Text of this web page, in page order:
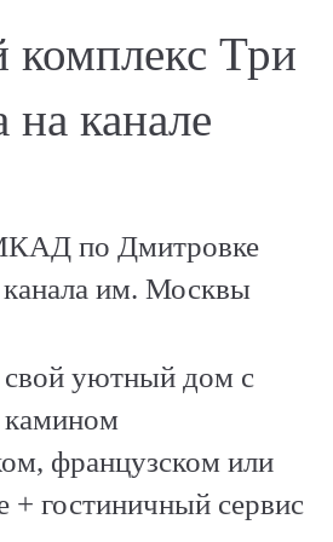
комплекс Три
на канале
по Дмитровке
канала им. Москвы
уютный дом с
камином
французском или
+ гостиничный сервис